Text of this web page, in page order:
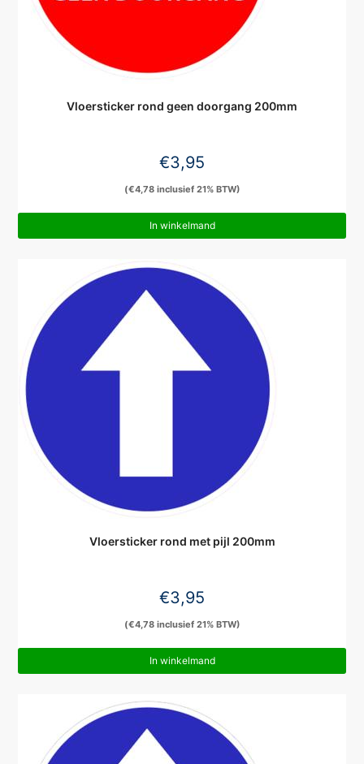
Vloersticker rond geen doorgang 200mm
€3,95
(€4,78inclusief 21% BTW)
In winkelmand
Vloersticker rond met pijl 200mm
€3,95
(€4,78inclusief 21% BTW)
In winkelmand